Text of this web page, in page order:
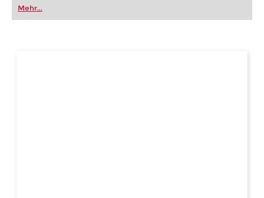
Mehr...